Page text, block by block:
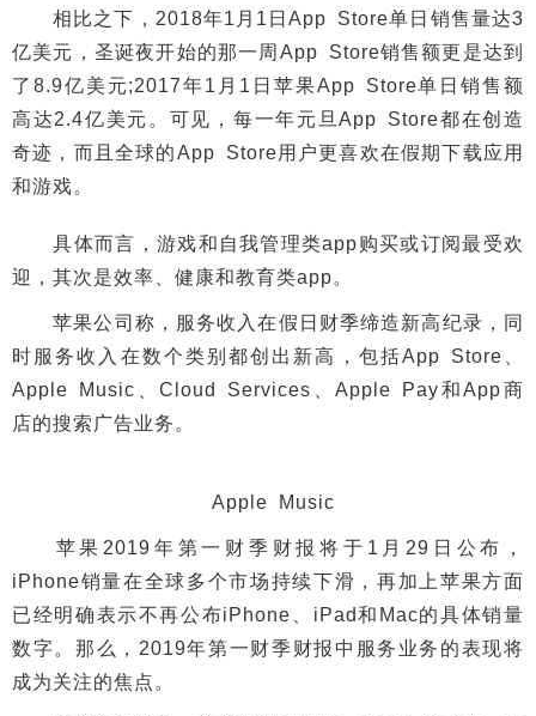
相比之下，2018年1月1日App Store单日销售量达3
亿美元，圣诞夜开始的那一周App Store销售额更是达到
了8.9亿美元;2017年1月1日苹果App Store单日销售额
高达2.4亿美元。可见，每一年元旦App Store都在创造
奇迹，而且全球的App Store用户更喜欢在假期下载应用
和游戏。
具体而言，游戏和自我管理类app购买或订阅最受欢
迎，其次是效率、健康和教育类app。
苹果公司称，服务收入在假日财季缔造新高纪录，同
时服务收入在数个类别都创出新高，包括App Store、
Apple Music、Cloud Services、Apple Pay和App商
店的搜索广告业务。
Apple Music
苹果2019年第一财季财报将于1月29日公布，
iPhone销量在全球多个市场持续下滑，再加上苹果方面
已经明确表示不再公布iPhone、iPad和Mac的具体销量
数字。那么，2019年第一财季财报中服务业务的表现将
成为关注的焦点。